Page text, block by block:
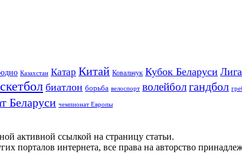
Казахстан Катар Китай Ковальчук Кубок Беларуси
биатлон борьба велоспорт волейболгандбол
Беларуси чемпионат Европы
активной ссылкой на страницу статьи.
порталов интернета, все права на авторство